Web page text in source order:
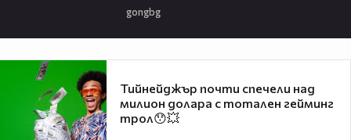
gongbg
Тийнейджър почти спечели над
милион долара с тотален гейминг
трол😯💥